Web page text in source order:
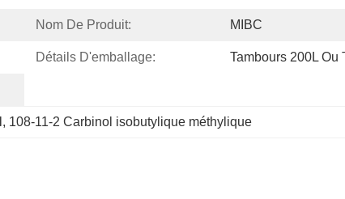
Nom De Produit: MIBC
Détails D'emballage: Tambours 200L Ou
, 108-11-2 Carbinol isobutylique méthylique